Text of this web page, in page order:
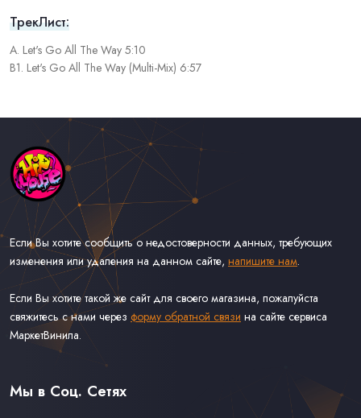
ТрекЛист:
A. Let's Go All The Way 5:10
B1. Let's Go All The Way (Multi-Mix) 6:57
Если Вы хотите сообщить о недостоверности данных, требующих
изменения или удаления на данном сайте, напишите нам.
Если Вы хотите такой же сайт для своего магазина, пожалуйста
свяжитесь с нами через форму обратной связи на сайте сервиса
МаркетВинила.
Каталог Музыки на Виниле В Наличии
Доставка и Оплата
Мы в Соц. Сетях